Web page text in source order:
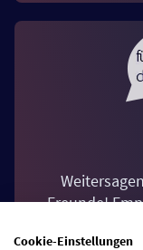
Freunde!
jeweils
Cookie-Einstellungen